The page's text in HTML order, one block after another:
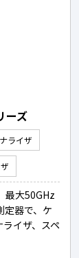
ーズ
ライザ
最大50GHz
定器で、ケ
イザ、スペ